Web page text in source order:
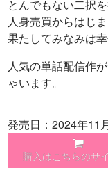
とんでもない二択
人身売買からはじ
果たしてみなみは
人気の単話配信作
ゃいます。
発売日：2024年11
購入はこちらのサ